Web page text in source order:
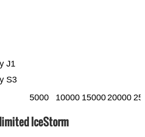
S3
J1
5000 10000 1500020000
IceStorm